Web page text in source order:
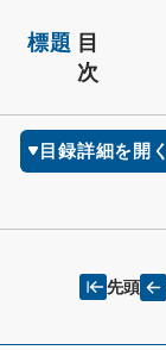
標題 目
次
目録詳細を開く
先頭